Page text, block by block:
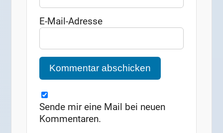
E-Mail-Adresse
Sende mir eine Mail bei neuen
Kommentaren.